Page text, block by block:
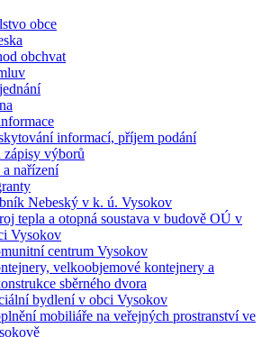
obce
obchvat
informací, příjem podání
výborů
nařízení
Nebeský v k. ú. Vysokov
tepla a otopná soustava v budově OÚ v
Vysokov
centrum Vysokov
velkoobjemové kontejnery a
sběrného dvora
bydlení v obci Vysokov
mobiliáře na veřejných prostranství ve